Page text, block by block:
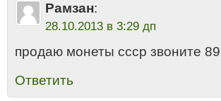
Рамзан:
28.10.2013 в 3:29 дп
продаю монеты ссср звоните
Ответить